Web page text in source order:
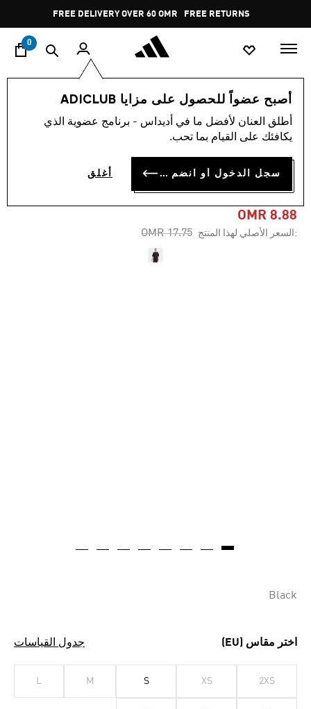
Pause
promotion
rotation
FREE DELIVERY OVER 60 OMR FREE RETURNS
0
أصبح عضواً للحصول على مزايا ADICLUB
أطلق العنان لأفضل ما في أديداس - برنامج عضوية الذي
يكافئك على القيام بما تحب.
سجل الدخول أو انضم الآن أغلق
النساء ملابس
-45%
تيشيرت ALL BLACKS
ESSENTIALS BOYFRIEND
OMR 8.88
:السعر الأصلي لهذا المنتج Price reduced from
OMR 17.75
to
Black
اختر مقاس (EU) جدول القياسات
2XS
XS
S
M
L